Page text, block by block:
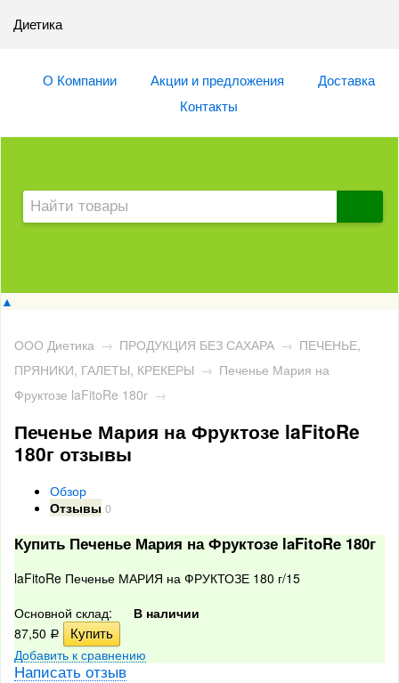
Диетика
О Компании Акции и предложения
Доставка
Контакты
▲
ООО Диетика → ПРОДУКЦИЯ БЕЗ САХАРА → ПЕЧЕНЬЕ,
ПРЯНИКИ, ГАЛЕТЫ, КРЕКЕРЫ → Печенье Мария на
Фруктозе laFitoRe 180г →
Печенье Мария на Фруктозе laFitoRe
180г отзывы
Обзор
Отзывы 0
Купить Печенье Мария на Фруктозе laFitoRe 180г
laFitoRe Печенье МАРИЯ на ФРУКТОЗЕ 180 г/15
Основной склад:
В наличии
87,50 Р
Добавить к сравнению
Написать отзыв